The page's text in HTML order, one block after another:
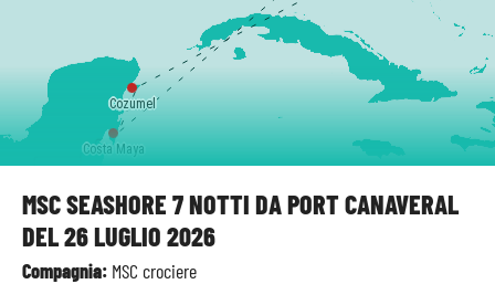
MSC SEASHORE 7 NOTTI DA PORT CANAVERAL
DEL 26 LUGLIO 2026
Compagnia: MSC crociere
Cozumel
Costa Maya